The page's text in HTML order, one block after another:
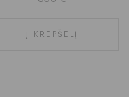
Į KREPŠELĮ